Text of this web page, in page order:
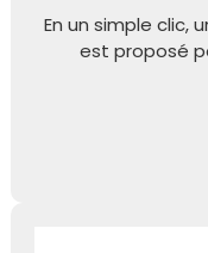
En un simple clic,
est proposé